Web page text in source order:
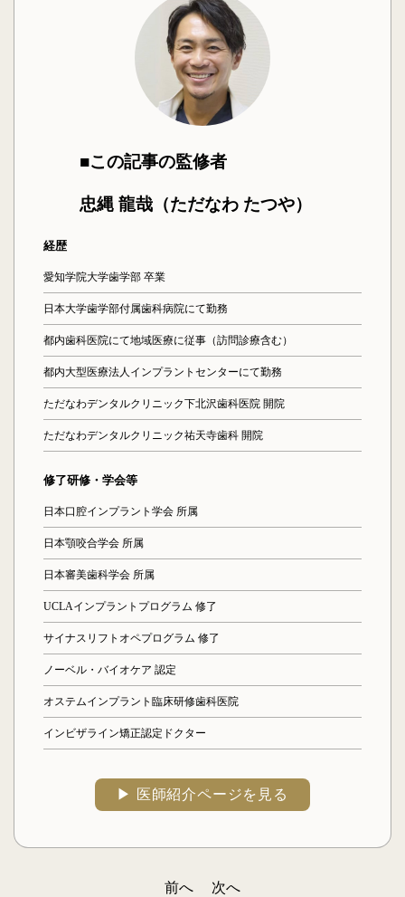
■この記事の監修者
忠縄 龍哉（ただなわ たつや）
経歴
愛知学院大学歯学部 卒業
日本大学歯学部付属歯科病院にて勤務
都内歯科医院にて地域医療に従事（訪問診療含む）
都内大型医療法人インプラントセンターにて勤務
ただなわデンタルクリニック下北沢歯科医院 開院
ただなわデンタルクリニック祐天寺歯科 開院
修了研修・学会等
日本口腔インプラント学会 所属
日本顎咬合学会 所属
日本審美歯科学会 所属
UCLAインプラントプログラム 修了
サイナスリフトオペプログラム 修了
ノーベル・バイオケア 認定
オステムインプラント臨床研修歯科医院
インビザライン矯正認定ドクター
▶︎ 医師紹介ページを見る
前へ 次へ